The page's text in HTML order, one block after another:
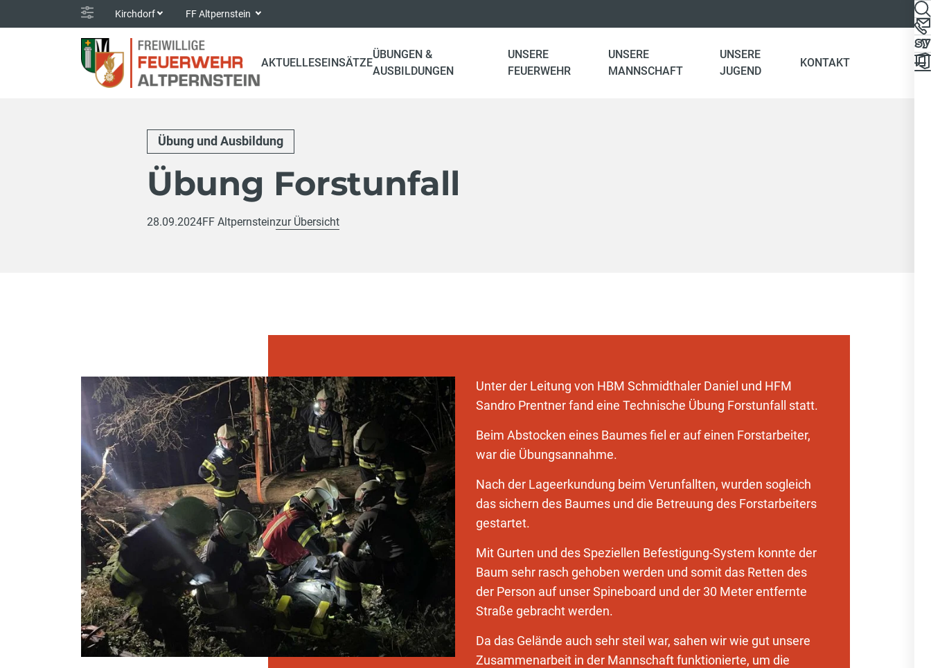
Kirchdorf FF Altpernstein
AKTUELLESEINSÄTZE
ÜBUNGEN &
AUSBILDUNGEN
UNSERE
FEUERWEHR
UNSERE
MANNSCHAFT
UNSERE
JUGEND
KONTAKT
Übung und Ausbildung
Übung Forstunfall
28.09.2024FF Altpernsteinzur Übersicht
Unter der Leitung von HBM Schmidthaler Daniel und HFM
Sandro Prentner fand eine Technische Übung Forstunfall statt.
Beim Abstocken eines Baumes fiel er auf einen Forstarbeiter,
war die Übungsannahme.
Nach der Lageerkundung beim Verunfallten, wurden sogleich
das sichern des Baumes und die Betreuung des Forstarbeiters
gestartet.
Mit Gurten und des Speziellen Befestigung-System konnte der
Baum sehr rasch gehoben werden und somit das Retten des
der Person auf unser Spineboard und der 30 Meter entfernte
Straße gebracht werden.
Da das Gelände auch sehr steil war, sahen wir wie gut unsere
Zusammenarbeit in der Mannschaft funktionierte, um die